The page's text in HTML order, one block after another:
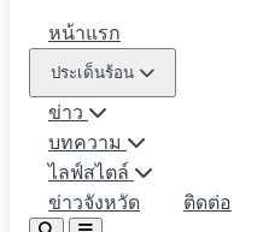
หน้าแรก
ประเด็นร้อน
ข่าว
บทความ
ไลฟ์สไตล์
ข่าวจังหวัด
ติดต่อ